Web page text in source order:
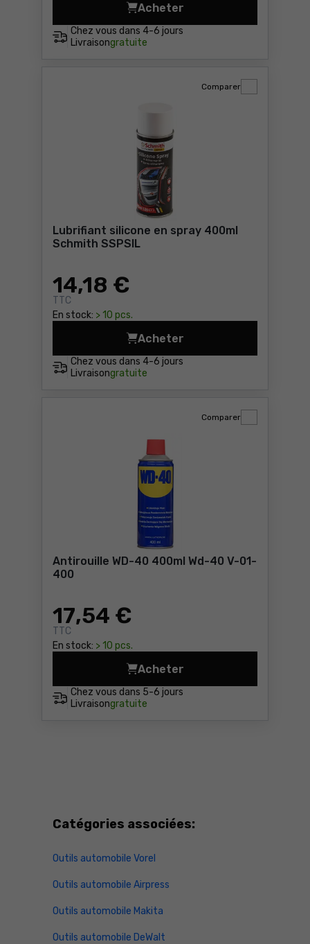
Chez vous dans 4-6 jours
Livraisongratuite
Acheter
Spray antirouille mos2
Lubrifiant silicone en spray 400ml
Schmith SSPSIL
14,18 €
TTC
En stock: > 10 pcs.
Comparer
Chez vous dans 4-6 jours
Livraisongratuite
Acheter
Lubrifiant silicone en spray
Antirouille WD-40 400ml Wd-40 V-01-
400
17,54 €
TTC
En stock: > 10 pcs.
Comparer
Chez vous dans 5-6 jours
Livraisongratuite
Acheter
Antirouille WD-40 400ml
Catégories associées:
Outils automobile Vorel
Outils automobile Airpress
Outils automobile Makita
Outils automobile DeWalt